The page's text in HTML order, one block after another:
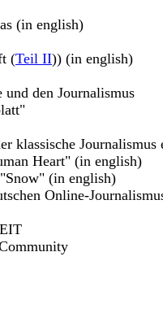
(in english)
(Teil II)) (in english)
den Journalismus
klassische Journalismus
Heart" (in english)
(in english)
Online-